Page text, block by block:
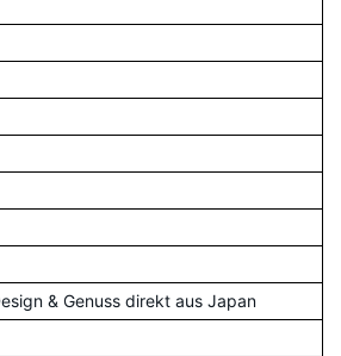
& Genuss direkt aus Japan